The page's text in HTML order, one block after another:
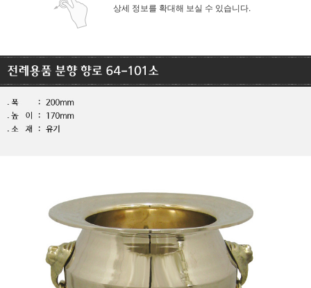
상세 정보를 확대해 보실 수 있습니다.